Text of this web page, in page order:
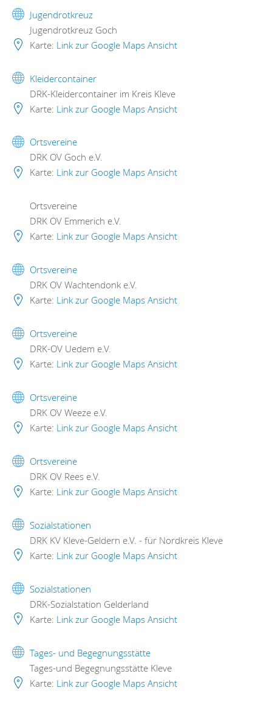
Jugendrotkreuz
Jugendrotkreuz Goch
Karte: Link zur Google Maps Ansicht
Kleidercontainer
DRK-Kleidercontainer im Kreis Kleve
Karte: Link zur Google Maps Ansicht
Ortsvereine
DRK OV Goch e.V.
Karte: Link zur Google Maps Ansicht
Ortsvereine
DRK OV Emmerich e.V.
Karte: Link zur Google Maps Ansicht
Ortsvereine
DRK OV Wachtendonk e.V.
Karte: Link zur Google Maps Ansicht
Ortsvereine
DRK-OV Uedem e.V.
Karte: Link zur Google Maps Ansicht
Ortsvereine
DRK OV Weeze e.V.
Karte: Link zur Google Maps Ansicht
Ortsvereine
DRK OV Rees e.V.
Karte: Link zur Google Maps Ansicht
Sozialstationen
DRK KV Kleve-Geldern e.V. - für Nordkreis Kleve
Karte: Link zur Google Maps Ansicht
Sozialstationen
DRK-Sozialstation Gelderland
Karte: Link zur Google Maps Ansicht
Tages- und Begegnungsstätte
Tages-und Begegnungsstätte Kleve
Karte: Link zur Google Maps Ansicht